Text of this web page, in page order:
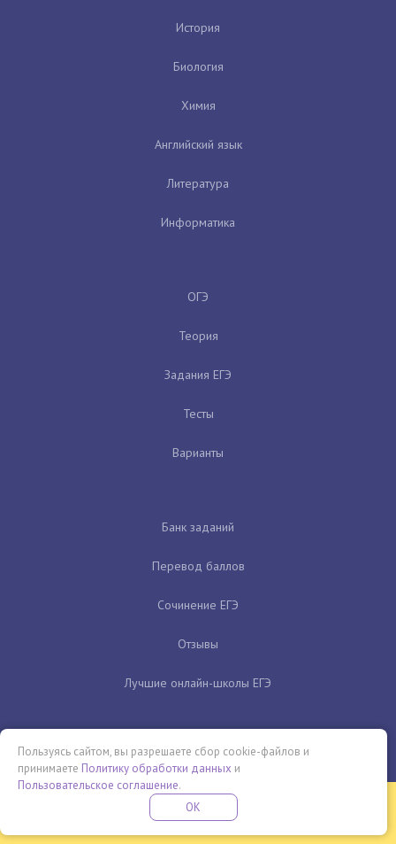
История
Биология
Химия
Английский язык
Литература
Информатика
ОГЭ
Теория
Задания ЕГЭ
Тесты
Варианты
Банк заданий
Перевод баллов
Сочинение ЕГЭ
Отзывы
Лучшие онлайн-школы ЕГЭ
Бесплатная летняя школа
ПРОВЕДИ ЭТО ЛЕТО С ПОЛЬЗОЙ
Пользуясь сайтом, вы разрешаете сбор cookie-файлов и
принимаете Политику обработки данных и
Пользовательское соглашение.
OK